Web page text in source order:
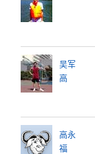
吴军
高
高永
福